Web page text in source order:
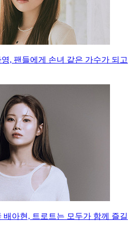
, 팬들에게 손녀 같은 가수가 되고
배아현, 트로트는 모두가 함께 즐길